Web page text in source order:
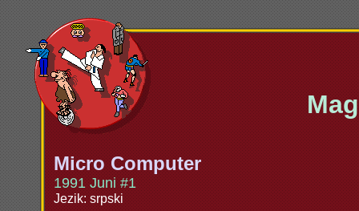
Micro Computer
1991 Juni #1
Jezik: srpski